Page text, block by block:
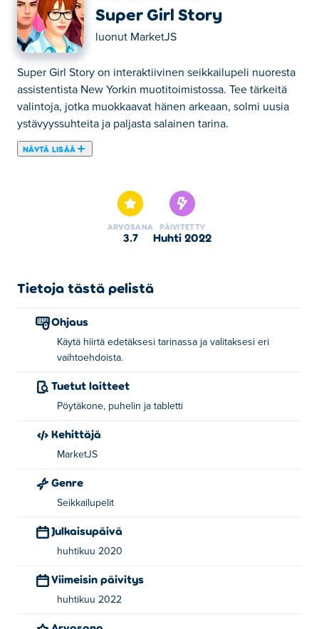
Super Girl Story
luonut MarketJS
Super Girl Story on interaktiivinen seikkailupeli nuoresta
assistentista New Yorkin muotitoimistossa. Tee tärkeitä
valintoja, jotka muokkaavat hänen arkeaan, solmi uusia
ystävyyssuhteita ja paljasta salainen tarina.
NÄYTÄ LISÄÄ
ARVOSANA
3.7
PÄIVITETTY
huhti 2022
Tietoja tästä pelistä
Ohjaus
Käytä hiirtä edetäksesi tarinassa ja valitaksesi eri
vaihtoehdoista.
Tuetut laitteet
Pöytäkone, puhelin ja tabletti
Kehittäjä
MarketJS
Genre
Seikkailupelit
Julkaisupäivä
huhtikuu 2020
Viimeisin päivitys
huhtikuu 2022